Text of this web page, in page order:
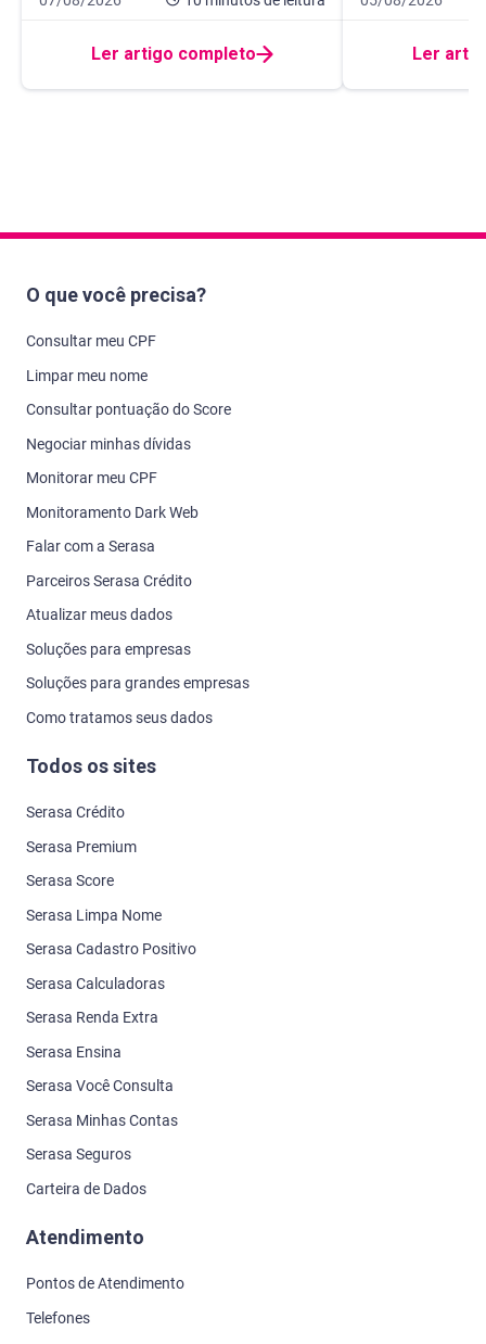
Ler artigo completo Ler
O que você precisa?
Consultar meu CPF
Limpar meu nome
Consultar pontuação do Score
Negociar minhas dívidas
Monitorar meu CPF
Monitoramento Dark Web
Falar com a Serasa
Parceiros Serasa Crédito
Atualizar meus dados
Soluções para empresas
Soluções para grandes empresas
Como tratamos seus dados
Todos os sites
Serasa Crédito
Serasa Premium
Serasa Score
Serasa Limpa Nome
Serasa Cadastro Positivo
Serasa Calculadoras
Serasa Renda Extra
Serasa Ensina
Serasa Você Consulta
Serasa Minhas Contas
Serasa Seguros
Carteira de Dados
Atendimento
Pontos de Atendimento
Telefones